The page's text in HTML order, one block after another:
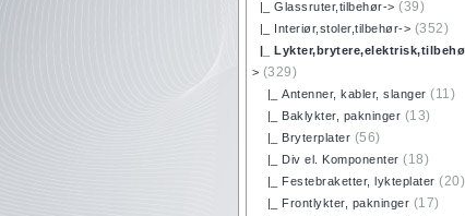
|_ Glassruter,tilbehør-> (39)
|_ Interiør,stoler,tilbehør-> (352)
|_ Lykter,brytere,elektrisk,tilbehø
> (329)
|_ Antenner, kabler, slanger (11)
|_ Baklykter, pakninger (13)
|_ Bryterplater (56)
|_ Div el. Komponenter (18)
|_ Festebraketter, lykteplater (20)
|_ Frontlykter, pakninger (17)